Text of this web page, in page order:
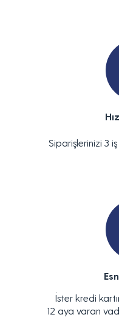
Siparişlerinizi 3
İster kredi
12 aya varan